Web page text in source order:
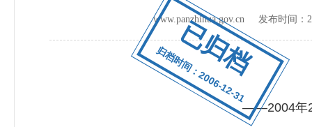
已归档
归档时间：2006-12-31
www.panzhihua.gov.cn 发布时间：
——2004年2